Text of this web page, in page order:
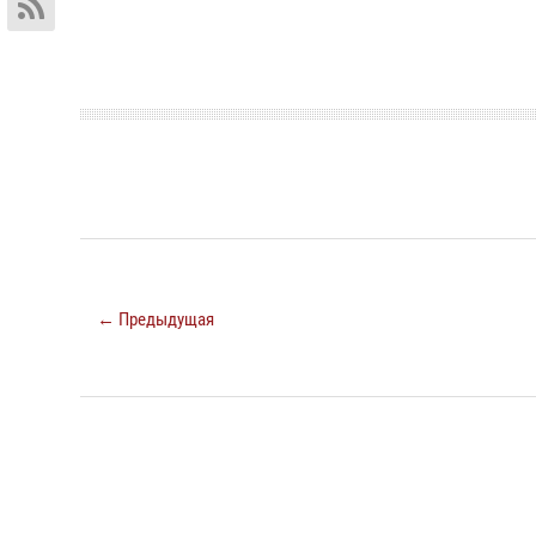
← Предыдущая